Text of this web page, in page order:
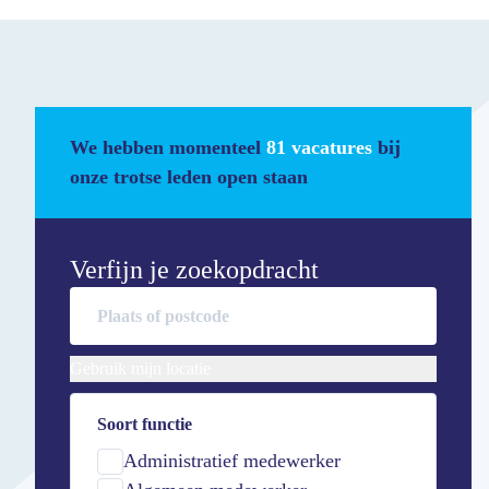
We hebben momenteel 81 vacatures bij
onze trotse leden open staan
Verfijn je zoekopdracht
Soort functie
Administratief medewerker